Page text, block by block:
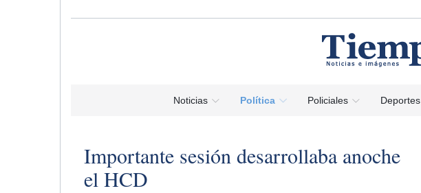
Noticias Política Policiales Deportes
Importante sesión desarrollaba anoche
el HCD